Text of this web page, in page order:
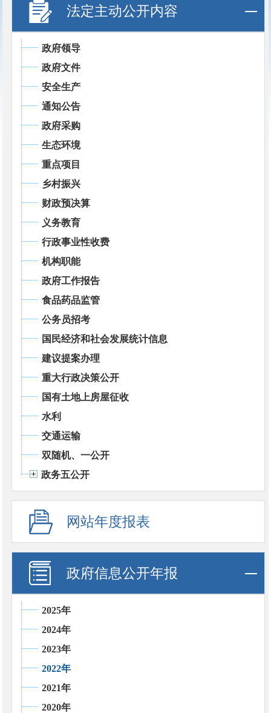
法定主动公开内容
政府领导
政府文件
安全生产
通知公告
政府采购
生态环境
重点项目
乡村振兴
财政预决算
义务教育
行政事业性收费
机构职能
政府工作报告
食品药品监管
公务员招考
国民经济和社会发展统计信息
建议提案办理
重大行政决策公开
国有土地上房屋征收
水利
交通运输
双随机、一公开
政务五公开
网站年度报表
政府信息公开年报
2025年
2024年
2023年
2022年
2021年
2020年